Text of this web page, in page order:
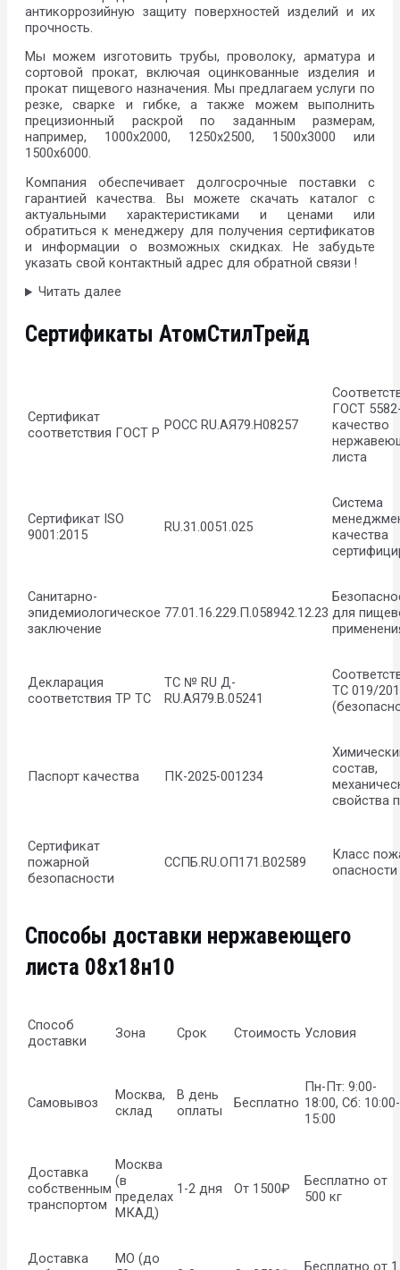
антикоррозийную защиту поверхностей изделий и их
прочность.
Мы можем изготовить трубы, проволоку, арматура и
сортовой прокат, включая оцинкованные изделия и
прокат пищевого назначения. Мы предлагаем услуги по
резке, сварке и гибке, а также можем выполнить
прецизионный раскрой по заданным размерам,
например, 1000х2000, 1250х2500, 1500х3000 или
1500х6000.
Компания обеспечивает долгосрочные поставки с
гарантией качества. Вы можете скачать каталог с
актуальными характеристиками и ценами или
обратиться к менеджеру для получения сертификатов
и информации о возможных скидках. Не забудьте
указать свой контактный адрес для обратной связи !
Читать далее
Сертификаты АтомСтилТрейд
Сертификат
соответствия ГОСТ Р РОСС RU.АЯ79.Н08257
ГОСТ
качество
листа
Сертификат ISO
9001:2015
RU.31.0051.025
Система
качества
Санитарно-
эпидемиологическое
заключение
77.01.16.229.П.058942.12.23 для
Декларация
соответствия ТР ТС
ТС № RU Д-
RU.АЯ79.В.05241
ТС 019/
Паспорт качества ПК-2025-001234
состав,
свойства
Сертификат
пожарной
безопасности
ССПБ.RU.ОП171.В02589
Класс
Способы доставки нержавеющего
листа 08х18н10
Способ
доставки
Зона Срок Стоимость Условия
Самовывоз
Москва,
склад
В день
оплаты
Бесплатно
Пн-Пт: 9:00-
18:00, Сб: 10:00-
15:00
Доставка
собственным
транспортом
Москва
(в
пределах
МКАД)
1-2 дня От 1500₽
Бесплатно от
500 кг
Доставка
МО (до
Бесплатно от 1